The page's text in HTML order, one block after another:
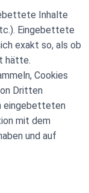
Inhalte
Eingebettete
exakt so, als ob
hätte.
Cookies
Dritten
eingebetteten
mit dem
und auf